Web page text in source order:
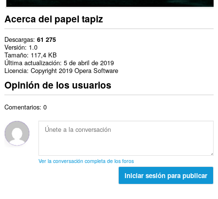
Acerca del papel tapiz
Descargas 61 275
Versión 1.0
Tamaño 117,4 KB
Última actualización 5 de abril de 2019
Licencia Copyright 2019 Opera Software
Opinión de los usuarios
Comentarios: 0
Ver la conversación completa de los foros
Iniciar sesión para publicar